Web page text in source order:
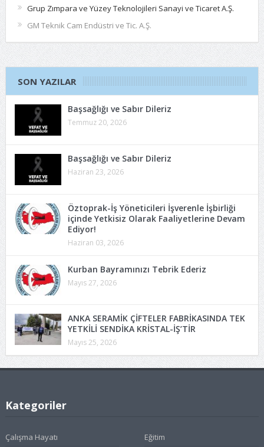
Grup Zımpara ve Yüzey Teknolojileri Sanayi ve Ticaret A.Ş.
GM Teknik Cam Endüstri ve Tic. A.Ş.
SON YAZILAR
Başsağlığı ve Sabır Dileriz
Temmuz 20, 2026
Başsağlığı ve Sabır Dileriz
Haziran 23, 2026
Öztoprak-İş Yöneticileri İşverenle İşbirliği
içinde Yetkisiz Olarak Faaliyetlerine Devam
Ediyor!
Haziran 03, 2026
Kurban Bayramınızı Tebrik Ederiz
Mayıs 27, 2026
ANKA SERAMİK ÇİFTELER FABRİKASINDA TEK
YETKİLİ SENDİKA KRİSTAL-İŞ’TİR
Mayıs 25, 2026
Kategoriler
Çalışma Hayatı Eğitim